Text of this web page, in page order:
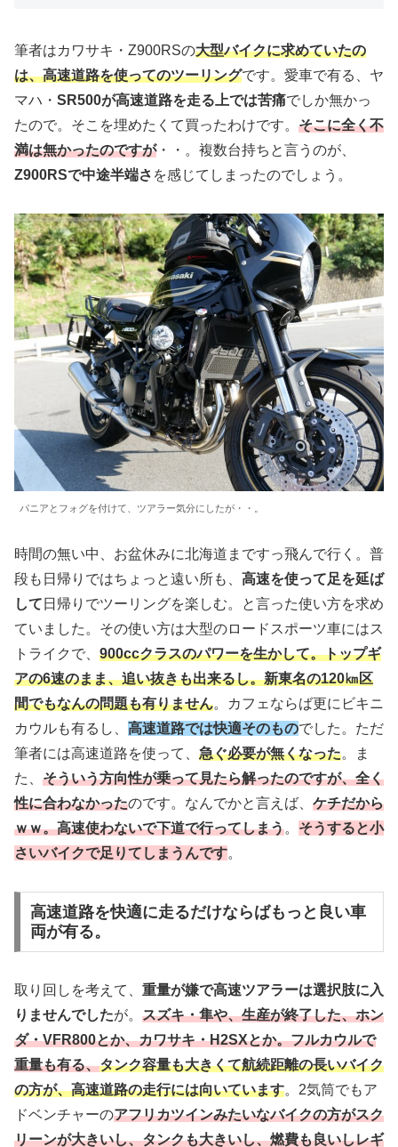
筆者はカワサキ・Z900RSの大型バイクに求めていたの
は、高速道路を使ってのツーリングです。愛車で有る、ヤ
マハ・ SR500が高速道路を走る上では苦痛でしか無かっ
たので。そこを埋めたくて買ったわけです。 そこに全く不
満は無かったのですが・・。複数台持ちと言うのが、
Z900RSで中途半端さ を感じてしまったのでしょう。
パニアとフォグを付けて、ツアラー気分にしたが・・。
時間の無い中、お盆休みに北海道まですっ飛んで行く。普
段も日帰りではちょっと遠い所も、 高速を使って足を延ば
して 日帰りでツーリングを楽しむ。と言った使い方を求め
ていました。その使い方は大型のロードスポーツ車にはス
トライクで、 900ccクラスのパワーを生かして。トップギ
アの6速のまま、追い抜きも出来るし。新東名の120㎞区
間でもなんの問題も有りません。カフェならば更にビキニ
カウルも有るし、 高速道路では快適そのものでした。ただ
筆者には高速道路を使って、 急ぐ必要が無くなった。ま
た、 そういう方向性が乗って見たら解ったのですが、全く
性に合わなかったのです。なんでかと言えば、 ケチだから
ｗｗ。高速使わないで下道で行ってしまう。 そうすると小
さいバイクで足りてしまうんです。
高速道路を快適に走るだけならばもっと良い車
両が有る。
取り回しを考えて、 重量が嫌で高速ツアラーは選択肢に入
りませんでしたが。 スズキ・隼や、生産が終了した、ホン
ダ・VFR800とか、カワサキ・H2SXとか。フルカウルで
重量も有る、タンク容量も大きくて航続距離の長いバイク
の方が、高速道路の走行には向いています。2気筒でもア
ドベンチャーのアフリカツインみたいなバイクの方がスク
リーンが大きいし、タンクも大きいし、燃費も良いしレギ